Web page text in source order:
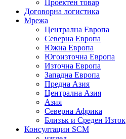
Проектен товар
Договорна логистика
Мрежа
Централна Европа
Северна Европа
Южна Европа
Югоизточна Европа
Източна Европа
Западна Европа
Предна Азия
Централна Азия
Азия
Северна Африка
Близък и Среден Изток
Консултации SCM